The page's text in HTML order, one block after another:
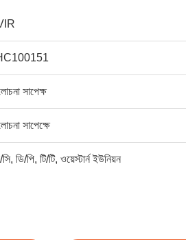
সাপেক্ষ
সাপেক্ষে
ডি/পি, টি/টি, ওয়েস্টার্ন ইউনিয়ন